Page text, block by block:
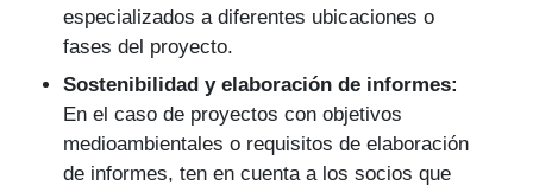
especializados a diferentes ubicaciones o
fases del proyecto.
Sostenibilidad y elaboración de informes:
En el caso de proyectos con objetivos
medioambientales o requisitos de elaboración
de informes, ten en cuenta a los socios que